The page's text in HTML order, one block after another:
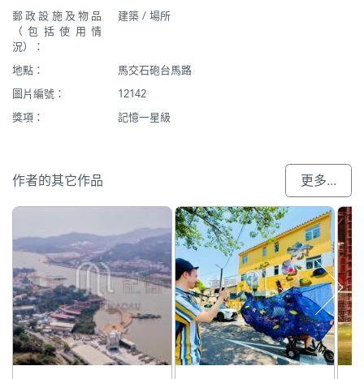
郵政設施及物品
（包括使用情
況）：
建築 / 場所
地點：
馬交石砲台馬路
圖片編號：
12142
獎項：
記憶一星級
作者的其它作品 更多...